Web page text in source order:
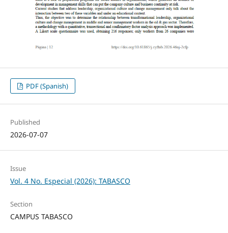
PDF (Spanish)
Published
2026-07-07
Issue
Vol. 4 No. Especial (2026): TABASCO
Section
CAMPUS TABASCO